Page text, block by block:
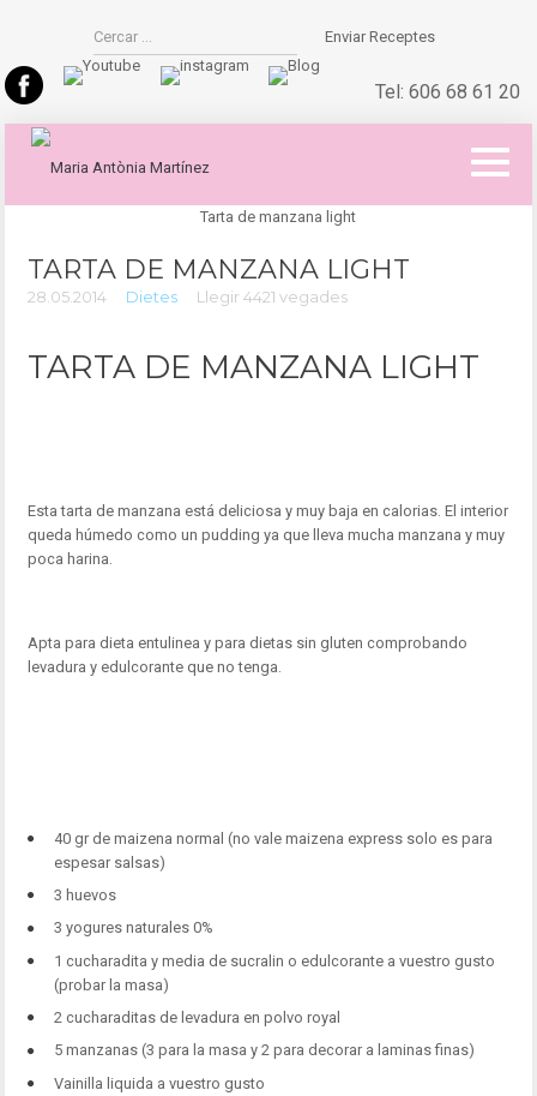
Enviar Receptes
Tel: 606 68 61 20
TARTA DE MANZANA LIGHT
28.05.2014 Dietes Llegir 4421 vegades
TARTA DE MANZANA LIGHT
Esta tarta de manzana está deliciosa y muy baja en calorias. El interior
queda húmedo como un pudding ya que lleva mucha manzana y muy
poca harina.
Apta para dieta entulinea y para dietas sin gluten comprobando
levadura y edulcorante que no tenga.
40 gr de maizena normal (no vale maizena express solo es para
espesar salsas)
3 huevos
3 yogures naturales 0%
1 cucharadita y media de sucralin o edulcorante a vuestro gusto
(probar la masa)
2 cucharaditas de levadura en polvo royal
5 manzanas (3 para la masa y 2 para decorar a laminas finas)
Vainilla liquida a vuestro gusto